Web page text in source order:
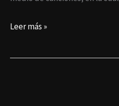
Leer más »